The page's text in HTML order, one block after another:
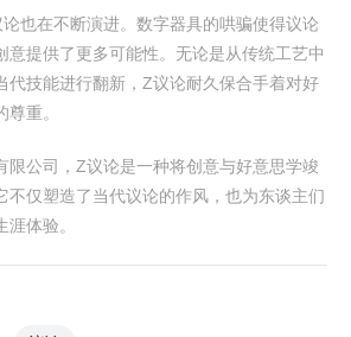
也在不断演进。数字器具的哄骗使得议论
意提供了更多可能性。无论是从传统工艺中
代技能进行翻新，Z议论耐久保合手着对好
重。
限公司，Z议论是一种将创意与好意思学竣
不仅塑造了当代议论的作风，也为东谈主们
体验。